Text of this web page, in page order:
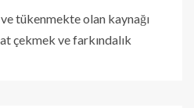
tükenmekte olan kaynağı
çekmek ve farkındalık